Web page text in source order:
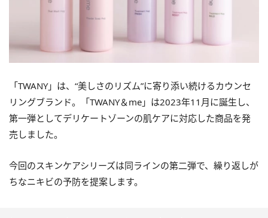
「TWANY」は、“美しさのリズム”に寄り添い続けるカウンセ
リングブランド。「TWANY＆me」は2023年11月に誕生し、
第一弾としてデリケートゾーンの肌ケアに対応した商品を発
売しました。
今回のスキンケアシリーズは同ラインの第二弾で、繰り返しが
ちなニキビの予防を提案します。